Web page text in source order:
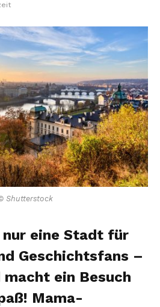
Shutterstock
eine Stadt für
Geschichtsfans –
ein Besuch
Mama-